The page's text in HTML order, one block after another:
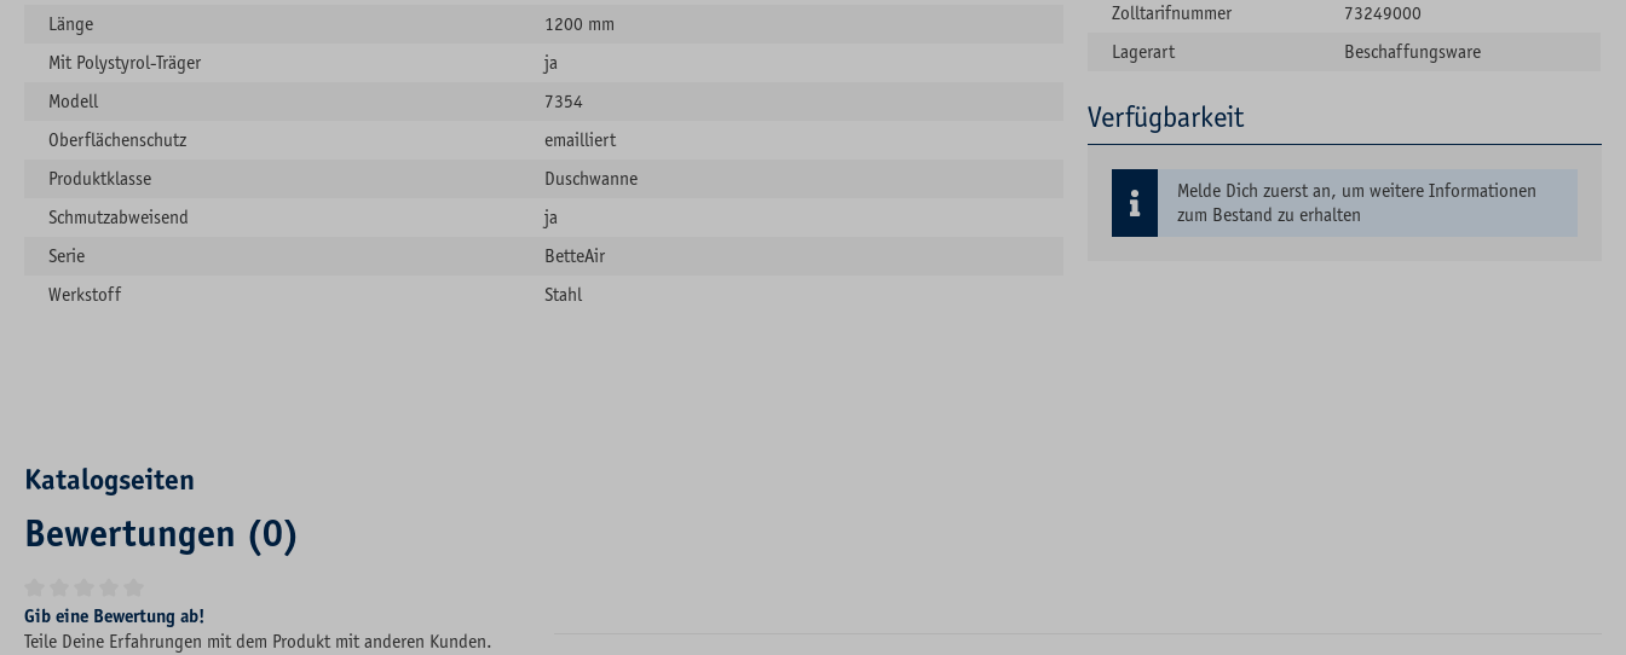
Länge
1200 mm
Mit Polystyrol-Träger
ja
Modell
7354
Oberflächenschutz
emailliert
Produktklasse
Duschwanne
Schmutzabweisend
ja
Serie
BetteAir
Werkstoff
Stahl
Zolltarifnummer
73249000
Lagerart
Beschaffungsware
Verfügbarkeit
Melde Dich zuerst an, um weitere Informationen
zum Bestand zu erhalten
Katalogseiten
Bewertungen (0)
Durchschnittliche Bewertung von 0 von 5 Sternen
Gib eine Bewertung ab!
Teile Deine Erfahrungen mit dem Produkt mit anderen Kunden.